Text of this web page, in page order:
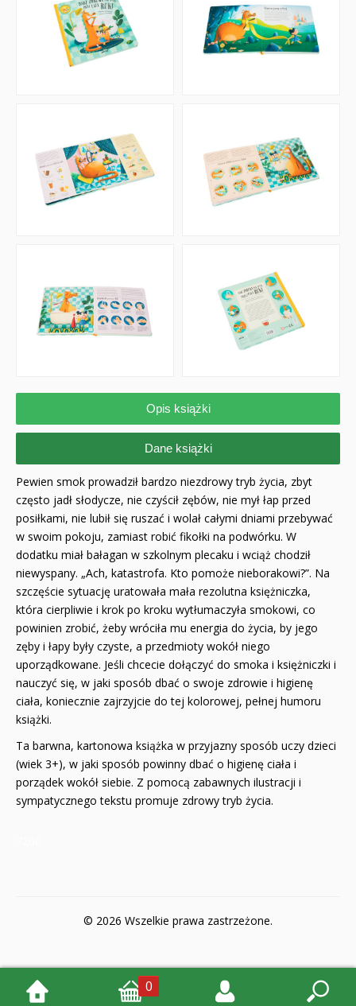
Opis książki
Dane książki
Pewien smok prowadził bardzo niezdrowy tryb życia, zbyt
często jadł słodycze, nie czyścił zębów, nie mył łap przed
posiłkami, nie lubił się ruszać i wolał całymi dniami przebywać
w swoim pokoju, zamiast robić fikołki na podwórku. W
dodatku miał bałagan w szkolnym plecaku i wciąż chodził
niewyspany. „Ach, katastrofa. Kto pomoże nieborakowi?”. Na
szczęście sytuację uratowała mała rezolutna księżniczka,
która cierpliwie i krok po kroku wytłumaczyła smokowi, co
powinien zrobić, żeby wróciła mu energia do życia, by jego
zęby i łapy były czyste, a przedmioty wokół niego
uporządkowane. Jeśli chcecie dołączyć do smoka i księżniczki i
nauczyć się, w jaki sposób dbać o swoje zdrowie i higienę
ciała, koniecznie zajrzyjcie do tej kolorowej, pełnej humoru
książki.
Ta barwna, kartonowa książka w przyjazny sposób uczy dzieci
(wiek 3+), w jaki sposób powinny dbać o higienę ciała i
porządek wokół siebie. Z pomocą zabawnych ilustracji i
sympatycznego tekstu promuje zdrowy tryb życia.
© 2026 Wszelkie prawa zastrzeżone.
0